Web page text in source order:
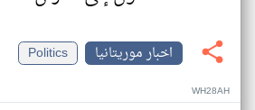
اخبار موريتانيا
Politics
WH28AH